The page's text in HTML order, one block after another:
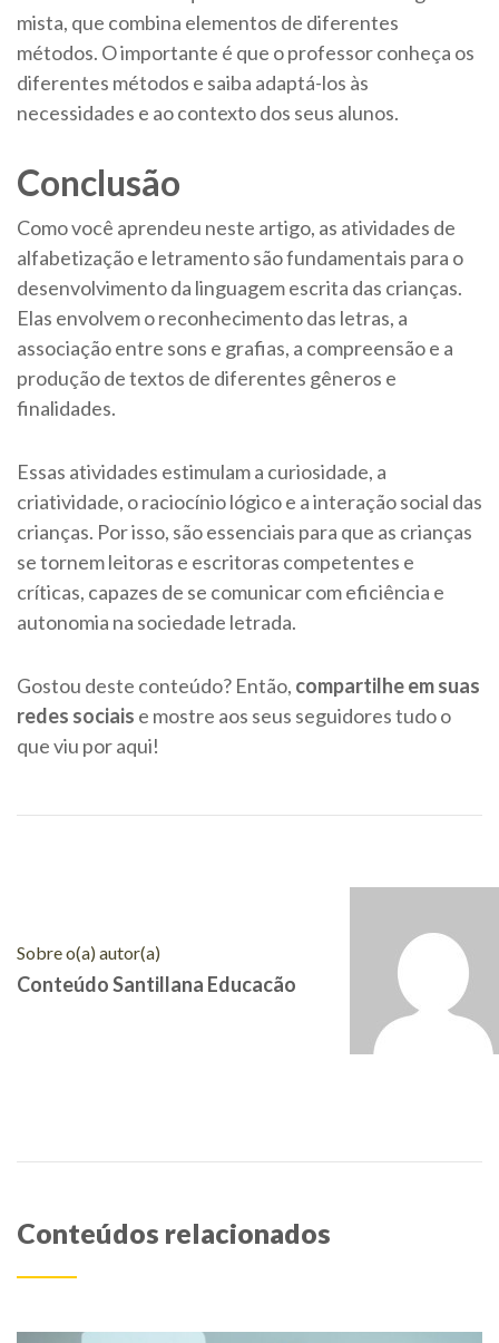
mista, que combina elementos de diferentes
métodos. O importante é que o professor conheça os
diferentes métodos e saiba adaptá-los às
necessidades e ao contexto dos seus alunos.
Conclusão
Como você aprendeu neste artigo, as atividades de
alfabetização e letramento são fundamentais para o
desenvolvimento da linguagem escrita das crianças.
Elas envolvem o reconhecimento das letras, a
associação entre sons e grafias, a compreensão e a
produção de textos de diferentes gêneros e
finalidades.
Essas atividades estimulam a curiosidade, a
criatividade, o raciocínio lógico e a interação social das
crianças. Por isso, são essenciais para que as crianças
se tornem leitoras e escritoras competentes e
críticas, capazes de se comunicar com eficiência e
autonomia na sociedade letrada.
Gostou deste conteúdo? Então, compartilhe em suas
redes sociais e mostre aos seus seguidores tudo o
que viu por aqui!
Sobre o(a) autor(a)
Conteúdo Santillana Educacão
Conteúdos relacionados